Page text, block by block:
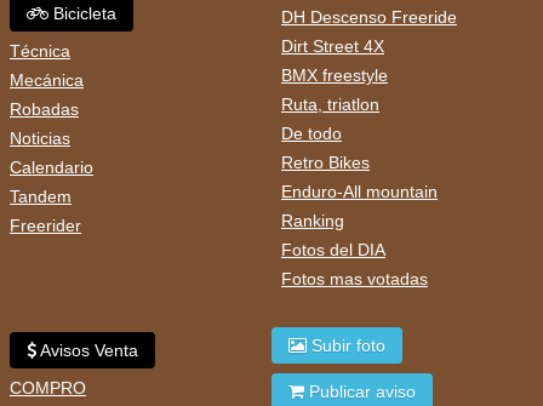
Bicicleta
Técnica
Mecánica
Robadas
Noticias
Calendario
Tandem
Freerider
DH Descenso Freeride
Dirt Street 4X
BMX freestyle
Ruta, triatlon
De todo
Retro Bikes
Enduro-All mountain
Ranking
Fotos del DIA
Fotos mas votadas
Avisos Venta
COMPRO
Subir foto
Publicar aviso